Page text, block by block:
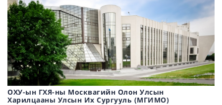
Новочеркасск(0)
Белгород(0)
Майкоп(0)
Кемерово(0)
Пермь(0)
Нижний Новгород(0)
Краснодар(0)
Челябинск (0)
ОХУ-ын ГХЯ-ны Москвагийн Олон Улсын
Харилцааны Улсын Их Сургууль (МГИМО)